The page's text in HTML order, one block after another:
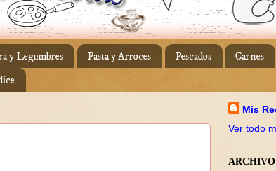
y Legumbres Pasta y Arroces Pescados Carnes
Mis
Ver todo